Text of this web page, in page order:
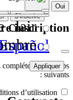
Oui
inscription
les champs
suivants :
d’utilisation.
S'inscrire
clair
Appliquer